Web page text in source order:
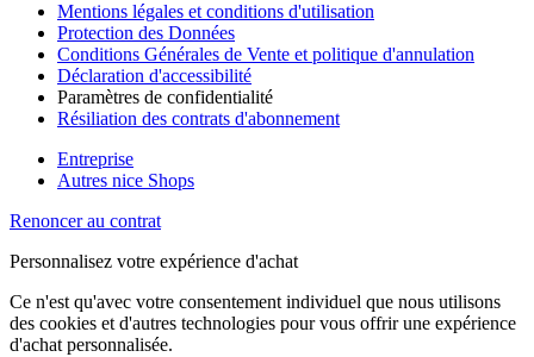
Mentions légales et conditions d'utilisation
Protection des Données
Conditions Générales de Vente et politique d'annulation
Déclaration d'accessibilité
Paramètres de confidentialité
Résiliation des contrats d'abonnement
Entreprise
Autres nice Shops
Renoncer au contrat
Personnalisez votre expérience d'achat
Ce n'est qu'avec votre consentement individuel que nous utilisons
des cookies et d'autres technologies pour vous offrir une expérience
d'achat personnalisée.